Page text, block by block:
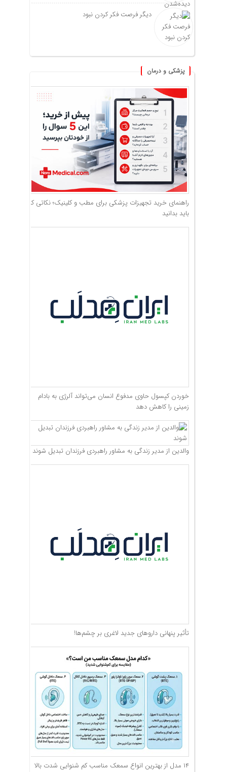
دیگر فرصت فکر کردن نبود
پزشکی و درمان
راهنمای خرید تجهیزات پزشکی برای مطب و کلینیک؛ نکاتی که
باید بدانید
خوردن کپسول حاوی مدفوع انسان می‌تواند آلرژی به بادام
زمینی را کاهش دهد
والدین از مدیر زندگی به مشاور راهبردی فرزندان تبدیل شوند
تأثیر پنهانی داروهای جدید لاغری بر چشم‌ها!
۱۴ مدل از بهترین انواع سمعک مناسب کم شنوایی شدت بالا